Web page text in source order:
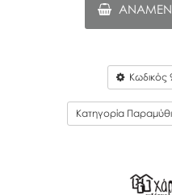
Κωδικός
Κατηγορία